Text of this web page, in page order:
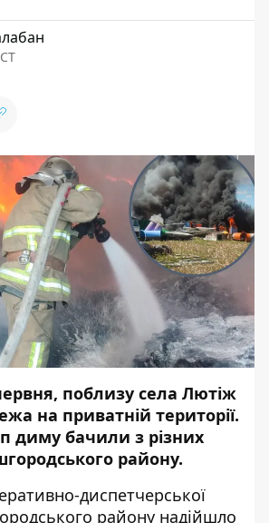
поблизу села Лютіж
на приватній території.
диму бачили з різних
району.
диспетчерської
району надійшло